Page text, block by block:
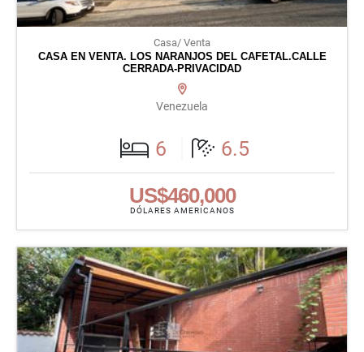
Casa/ Venta
CASA EN VENTA. LOS NARANJOS DEL CAFETAL.CALLE
CERRADA-PRIVACIDAD
Venezuela
6 6.5
US$460,000
DÓLARES AMERICANOS